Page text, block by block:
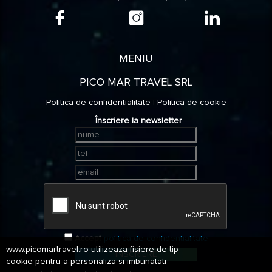
MENIU
PICO MAR TRAVEL SRL
Politica de confidentialitate | Politica de cookie
Înscriere la newsletter
Acceptpolitica de confidentialitate
ÎNSCRIERE
www.picomartravel.ro utilizeaza fisiere de tip
cookie pentru a personaliza si imbunatati